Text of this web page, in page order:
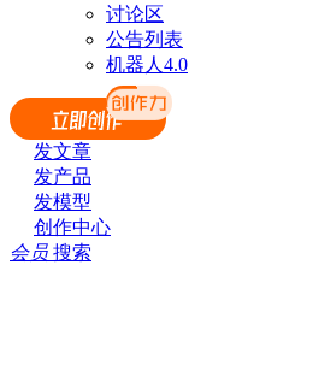
讨论区
公告列表
机器人4.0
发文章
发产品
发模型
创作中心
会员 搜索